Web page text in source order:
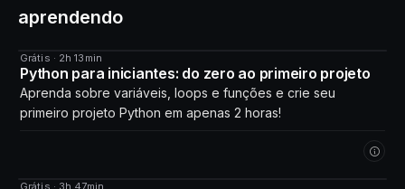
aprendendo
CURSO
Grátis · 2h 13min
Python para iniciantes: do zero ao primeiro projeto
Aprenda sobre variáveis, loops e funções e crie seu
primeiro projeto Python em apenas 2 horas!
Grátis · 3h 47min